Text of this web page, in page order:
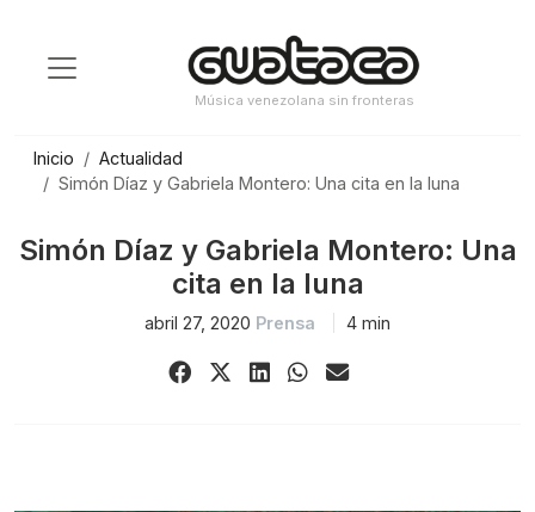
contenido
Música venezolana sin fronteras
Inicio
Actualidad
Simón Díaz y Gabriela Montero: Una cita en la luna
Simón Díaz y Gabriela Montero: Una
cita en la luna
abril 27, 2020 Prensa 4 min
Share Share ShareShareShare